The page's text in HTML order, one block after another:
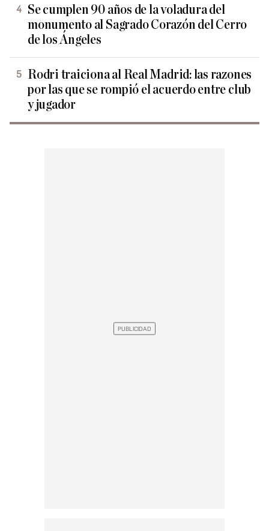
Se cumplen 90 años de la voladura del
monumento al Sagrado Corazón del Cerro
de los Ángeles
Rodri traiciona al Real Madrid: las razones
por las que se rompió el acuerdo entre club
y jugador